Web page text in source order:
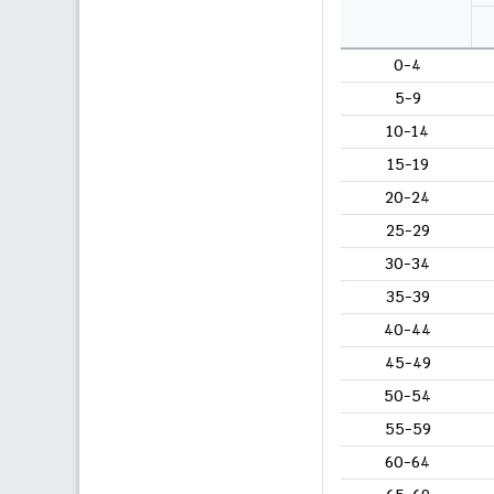
0-4
5-9
10-14
15-19
20-24
25-29
30-34
35-39
40-44
45-49
50-54
55-59
60-64